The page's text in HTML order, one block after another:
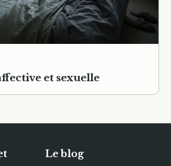
et sexuelle
Le blog